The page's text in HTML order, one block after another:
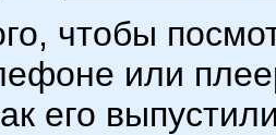
чтобы
или
его